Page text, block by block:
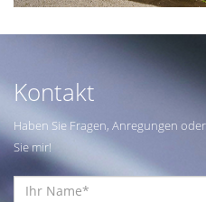
Kontakt
Haben Sie Fragen, Anregungen
Sie mir!